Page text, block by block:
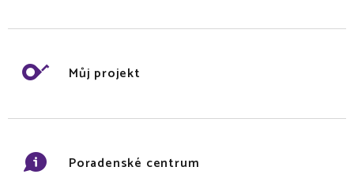
Můj projekt
Poradenské centrum